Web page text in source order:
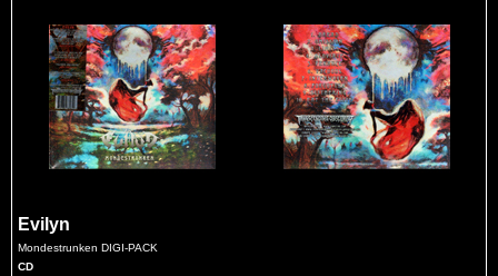
Evilyn
Mondestrunken DIGI-PACK
CD